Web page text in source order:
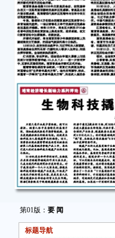
第01版： 要 闻
标题导航